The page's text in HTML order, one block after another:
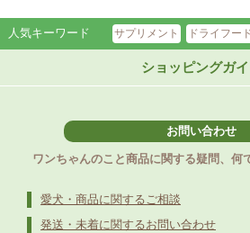
人気キーワード サプリメント ドライフー
ショッピングガ
お問い合わせ
ワンちゃんのこと商品に関する疑問、何
愛犬・商品に関するご相談
発送・未着に関するお問い合わせ